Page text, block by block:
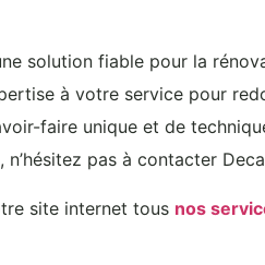
solution fiable pour la
à votre service pour
faire unique et de
n’hésitez pas à contacter
site internet tous nos